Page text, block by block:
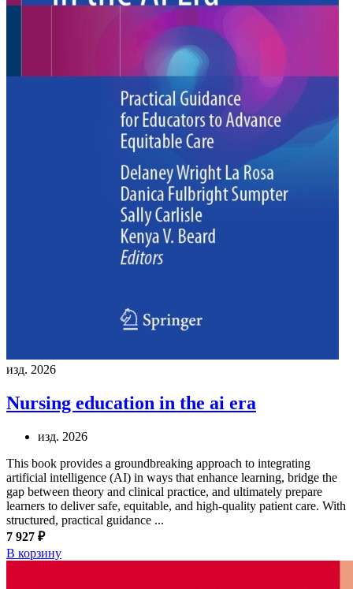
изд. 2026
Nursing education in the ai era
изд. 2026
This book provides a groundbreaking approach to integrating
artificial intelligence (AI) in ways that enhance learning, bridge the
gap between theory and clinical practice, and ultimately prepare
learners to deliver safe, equitable, and high-quality patient care. With
structured, practical guidance ...
7 927 ₽
В корзину